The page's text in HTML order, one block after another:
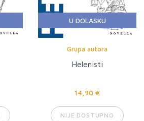
U DOLASKU
Grupa autora
Helenisti
14,90 €
NIJE DOSTUPNO